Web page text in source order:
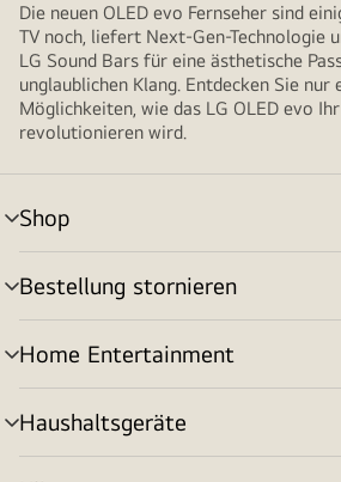
Die neuen OLED evo Fernseher sind
TV noch, liefert Next-Gen-Technologie
LG Sound Bars für eine ästhetische
unglaublichen Klang. Entdecken Sie nur
Möglichkeiten, wie das LG OLED evo
revolutionieren wird.
Shop
Menü
umschalten
Bestellung stornieren
Menü
umschalten
Home Entertainment
Menü
umschalten
Haushaltsgeräte
Menü
umschalten